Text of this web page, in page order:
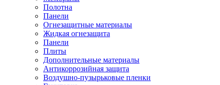
Полотна
Панели
Огнезащитные материалы
Жидкая огнезащита
Панели
Плиты
Дополнительные материалы
Антикоррозийная защита
Воздушно-пузырьковые пленки